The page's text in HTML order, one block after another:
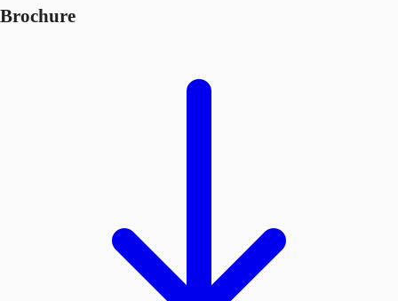
Brochure